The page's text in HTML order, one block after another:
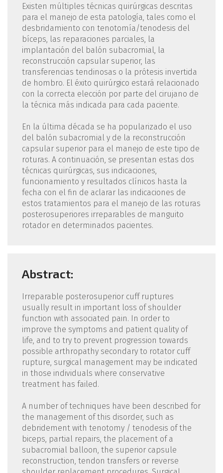
Existen múltiples técnicas quirúrgicas descritas
para el manejo de esta patología, tales como el
desbridamiento con tenotomía/tenodesis del
bíceps, las reparaciones parciales, la
implantación del balón subacromial, la
reconstrucción capsular superior, las
transferencias tendinosas o la prótesis invertida
de hombro. El éxito quirúrgico estará relacionado
con la correcta elección por parte del cirujano de
la técnica más indicada para cada paciente.
En la última década se ha popularizado el uso
del balón subacromial y de la reconstrucción
capsular superior para el manejo de este tipo de
roturas. A continuación, se presentan estas dos
técnicas quirúrgicas, sus indicaciones,
funcionamiento y resultados clínicos hasta la
fecha con el fin de aclarar las indicaciones de
estos tratamientos para el manejo de las roturas
posterosuperiores irreparables de manguito
rotador en determinados pacientes.
Abstract:
Irreparable posterosuperior cuff ruptures
usually result in important loss of shoulder
function with associated pain. In order to
improve the symptoms and patient quality of
life, and to try to prevent progression towards
possible arthropathy secondary to rotator cuff
rupture, surgical management may be indicated
in those individuals where conservative
treatment has failed.
A number of techniques have been described for
the management of this disorder, such as
debridement with tenotomy / tenodesis of the
biceps, partial repairs, the placement of a
subacromial balloon, the superior capsule
reconstruction, tendon transfers or reverse